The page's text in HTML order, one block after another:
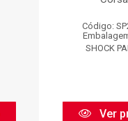
Código:
SHOCK
Ver